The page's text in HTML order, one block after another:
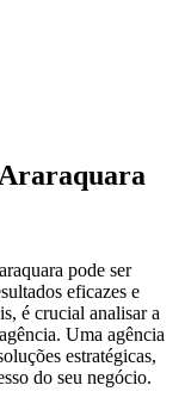
pode ser
eficazes e
é crucial analisar a
Uma agência
estratégicas,
do seu negócio.